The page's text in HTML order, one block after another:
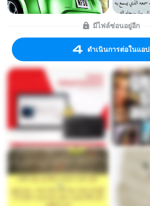
มีไฟล์ซ่อนอยู่อีก
ดำเนินการต่อในแอป